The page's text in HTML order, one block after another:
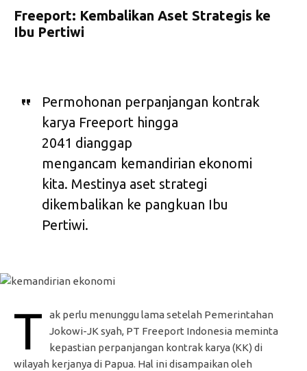
Freeport: Kembalikan Aset Strategis ke
Ibu Pertiwi
Permohonan perpanjangan kontrak
karya Freeport hingga
2041 dianggap
mengancam kemandirian ekonomi
kita. Mestinya aset strategi
dikembalikan ke pangkuan Ibu
Pertiwi.
T
ak perlu menunggu lama setelah Pemerintahan
Jokowi-JK syah, PT Freeport Indonesia meminta
kepastian perpanjangan kontrak karya (KK) di
wilayah kerjanya di Papua. Hal ini disampaikan oleh